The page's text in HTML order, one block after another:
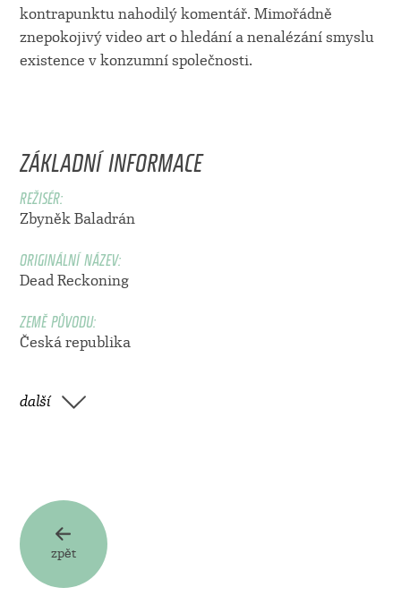
kontrapunktu nahodilý komentář. Mimořádně
znepokojivý video art o hledání a nenalézání smyslu
existence v konzumní společnosti.
ZÁKLADNÍ INFORMACE
REŽISÉR:
Zbyněk Baladrán
ORIGINÁLNÍ NÁZEV:
Dead Reckoning
ZEMĚ PŮVODU:
Česká republika
další
zpět